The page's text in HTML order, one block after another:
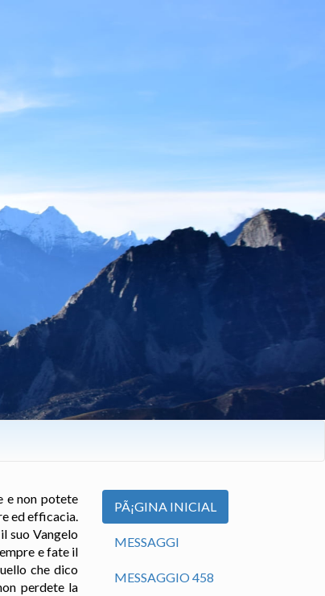
e non potete
ed efficacia.
suo Vangelo
e fate il
che dico
perdete la
PÃ¡GINA INICIAL
MESSAGGI
MESSAGGIO 458